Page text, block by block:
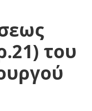
του